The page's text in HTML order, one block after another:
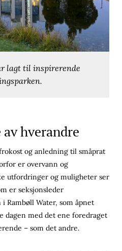
lagt til inspirerende
hverandre
og anledning til småprat
er overvann og
utfordringer og muligheter ser
er seksjonsleder
Rambøll Water, som åpnet
dagen med det ene foredraget
– som det andre.